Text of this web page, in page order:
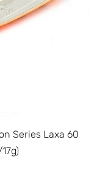
Series Laxa 60